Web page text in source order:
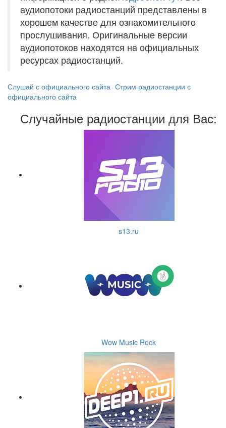
аудиопотоки радиостанций представлены в
хорошем качестве для ознакомительного
прослушивания. Оригинальные версии
аудиопотоков находятся на официальных
ресурсах радиостанций.
Слушай с официального сайта Стрим радиостанции с
официального сайта
Случайные радиостанции для Вас:
s13.ru
Wow Music Rock